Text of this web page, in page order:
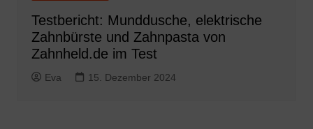
Testbericht: Munddusche, elektrische
Zahnbürste und Zahnpasta von
Zahnheld.de im Test
Eva 15. Dezember 2024